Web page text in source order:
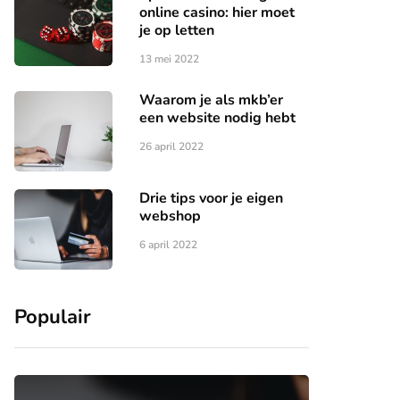
online casino: hier moet
je op letten
13 mei 2022
Waarom je als mkb’er
een website nodig hebt
26 april 2022
Drie tips voor je eigen
webshop
6 april 2022
Populair